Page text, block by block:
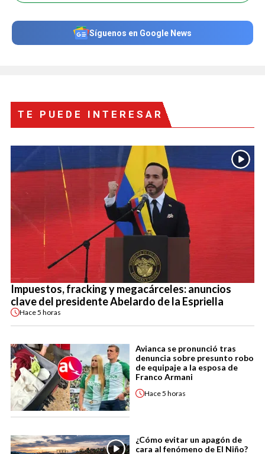
Síguenos en Google News
TE PUEDE INTERESAR
Impuestos, fracking y megacárceles: anuncios
clave del presidente Abelardo de la Espriella
Hace5 horas
Avianca se pronunció tras
denuncia sobre presunto robo
de equipaje a la esposa de
Franco Armani
Hace5 horas
¿Cómo evitar un apagón de
cara al fenómeno de El Niño?